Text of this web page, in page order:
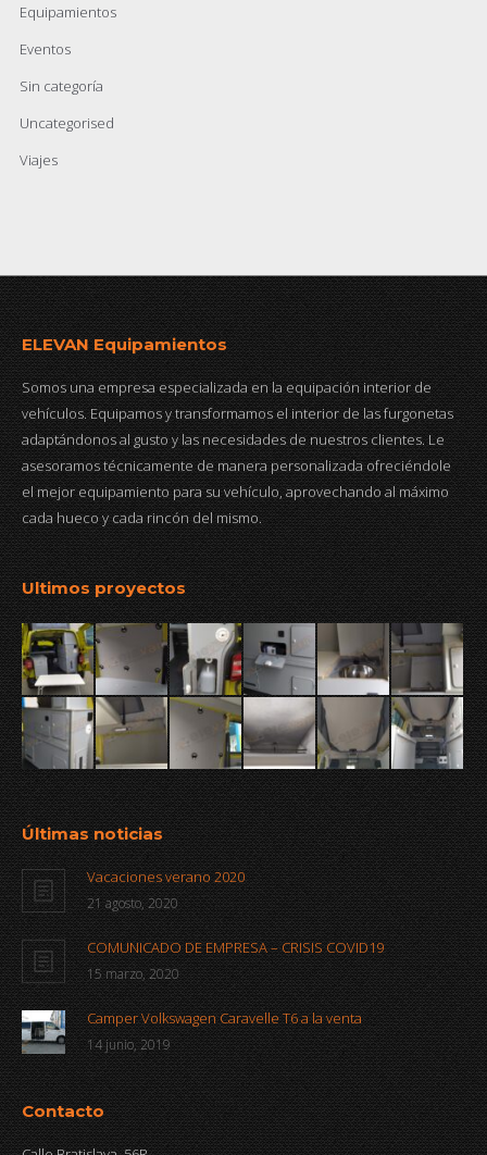
Equipamientos
Eventos
Sin categoría
Uncategorised
Viajes
ELEVAN Equipamientos
Somos una empresa especializada en la equipación interior de
vehículos. Equipamos y transformamos el interior de las furgonetas
adaptándonos al gusto y las necesidades de nuestros clientes. Le
asesoramos técnicamente de manera personalizada ofreciéndole
el mejor equipamiento para su vehículo, aprovechando al máximo
cada hueco y cada rincón del mismo.
Ultimos proyectos
Últimas noticias
Vacaciones verano 2020
21 agosto, 2020
COMUNICADO DE EMPRESA – CRISIS COVID19
15 marzo, 2020
Camper Volkswagen Caravelle T6 a la venta
14 junio, 2019
Contacto